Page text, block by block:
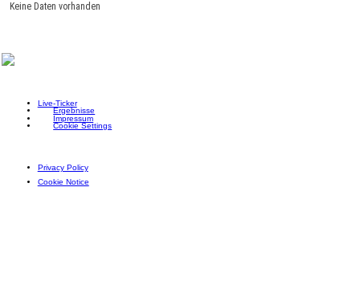
Keine Daten vorhanden
Live-Ticker
Ergebnisse
Impressum
Cookie Settings
Privacy Policy
Cookie Notice